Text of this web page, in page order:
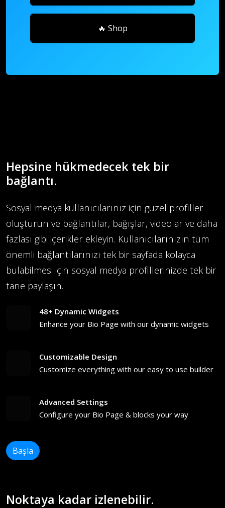
🔥 Shop
Hepsine hükmedecek tek bir
bağlantı.
Sosyal medya kullanıcılarınız için güzel profiller
oluşturun ve bağlantılar, bağışlar, videolar ve daha
fazlası gibi içerikler ekleyin. Kullanıcılarınızın tüm
önemli bağlantılarınızı tek bir sayfada kolayca
bulabilmesi için sosyal medya profillerinizde tek bir
tane paylaşın.
48+ Dynamic Widgets
Enhance your Bio Page with our dynamic widgets
Customizable Design
Customize everything with our easy to use builder
Advanced Settings
Configure your Bio Page & blocks your way
Başla
Noktaya kadar izlenebilir.